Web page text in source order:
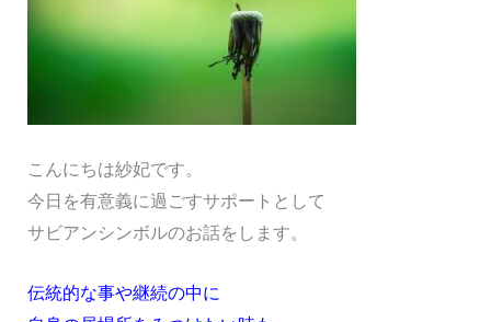
こんにちは紗妃です。
今日を有意義に過ごすサポートとして
サビアンシンボルのお話をします。
伝統的な事や継続の中に